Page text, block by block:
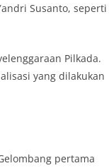
Susanto, seperti
Pilkada.
yang dilakukan
pertama